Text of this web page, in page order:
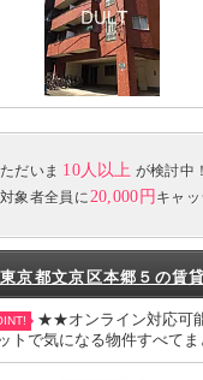
ただいま 10人以上 が検討中！
対象者全員に 20,000円 キャッ
東京都文京区本郷５の賃
★★オンライン対応
トで気になる物件すべてま